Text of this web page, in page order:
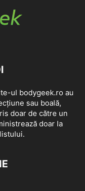
ul bodygeek.ro au
sau boală,
doar de către un
doar la